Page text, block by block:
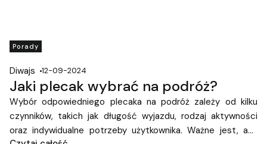
Porady
Diwajs 12-09-2024
Jaki plecak wybrać na podróż?
Wybór odpowiedniego plecaka na podróż zależy od kilku
czynników, takich jak długość wyjazdu, rodzaj aktywności
oraz indywidualne potrzeby użytkownika. Ważne jest, aby